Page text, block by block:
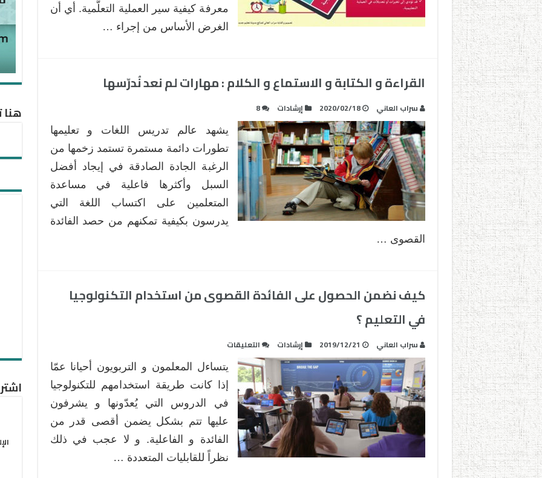
معرفة كيفية سير العملية التعلُّمية. أي أن
الغرض الأساس من إجراء …
القراءة و الكتابة و الاستماع و الكلام : مهارات لم نعد نُدرّسها
سراب العاني 2020/02/18 إرشادات 8
يشهد عالم تدريس اللغات و تعليمها
تطورات دائمة مستمرة تستمد زخمها من
الرغبة الجادة الصادقة في إيجاد أفضل
السبل وأكثرها فاعلية في مساعدة
المتعلمين على اكتساب اللغة التي
يدرسون بكيفية تمكنهم من حصد الفائدة
القصوى …
كيف نضمن الحصول على الفائدة القصوى من استخدام التكنولوجيا
في التعليم ؟
سراب العاني 2019/12/21 إرشادات التعليقات
نضمن
الحصول
على
الفائدة
القصوى
من
استخدام
يتساءل المعلمون و التربويون أحيانا عمّا
إذا كانت طريقة استخدامهم للتكنولوجيا
في الدروس التي يُعدّونها و يشرفون
عليها تتم بشكل يضمن أقصى قدر من
الفائدة و الفاعلية. و لا عجب في ذلك
نظراً للقابليات المتعددة …
هنا